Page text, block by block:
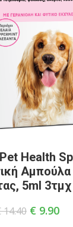
Health
5ml 3τμχ
14.40 € 9.90